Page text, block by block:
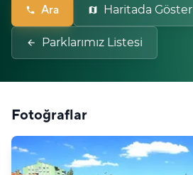
phone Ara map Haritada Göster
arrow_back Parklarımız Listesi
Fotoğraflar